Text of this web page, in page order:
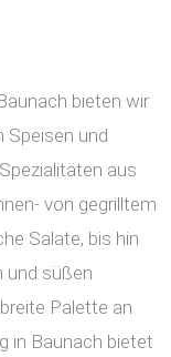
bieten wir
Speisen und
aus
von gegrilltem
Salate, bis hin
und süßen
Palette an
in Baunach bietet